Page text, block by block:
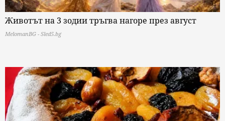
Животът на 3 зодии тръгва нагоре през август
MelomanBG - Sled5.bg